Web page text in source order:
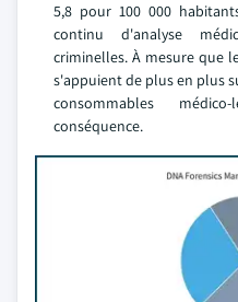
5,8 pour 100 000
continu d'analyse
criminelles. À mesure que
s'appuient de plus en plus
consommables
conséquence.